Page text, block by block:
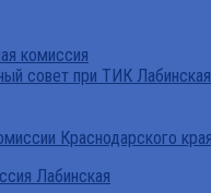
комиссия
совет при ТИК Лабинская
Краснодарского
Лабинская